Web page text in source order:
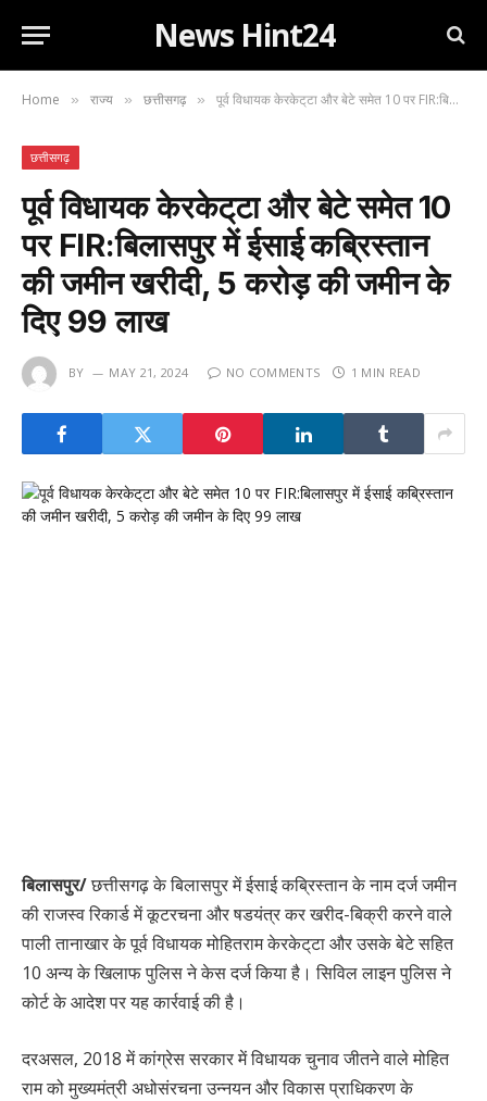
News Hint24
Home » राज्य » छत्तीसगढ़ » पूर्व विधायक केरकेट्‌टा और बेटे समेत 10 पर FIR:बिलासपुर में ईसाई कब्रिस्तान की जमीन खरीदी, 5 करोड़ की जमीन के दिए 99 लाख
छत्तीसगढ़
पूर्व विधायक केरकेट्‌टा और बेटे समेत 10
पर FIR:बिलासपुर में ईसाई कब्रिस्तान
की जमीन खरीदी, 5 करोड़ की जमीन के
दिए 99 लाख
BY MAY 21, 2024 NO COMMENTS 1 MIN READ
बिलासपुर/छत्तीसगढ़ के बिलासपुर में ईसाई कब्रिस्तान के नाम दर्ज जमीन
की राजस्व रिकार्ड में कूटरचना और षडयंत्र कर खरीद-बिक्री करने वाले
पाली तानाखार के पूर्व विधायक मोहितराम केरकेट्‌टा और उसके बेटे सहित
10 अन्य के खिलाफ पुलिस ने केस दर्ज किया है। सिविल लाइन पुलिस ने
कोर्ट के आदेश पर यह कार्रवाई की है।
दरअसल, 2018 में कांग्रेस सरकार में विधायक चुनाव जीतने वाले मोहित
राम को मुख्यमंत्री अधोसंरचना उन्नयन और विकास प्राधिकरण के